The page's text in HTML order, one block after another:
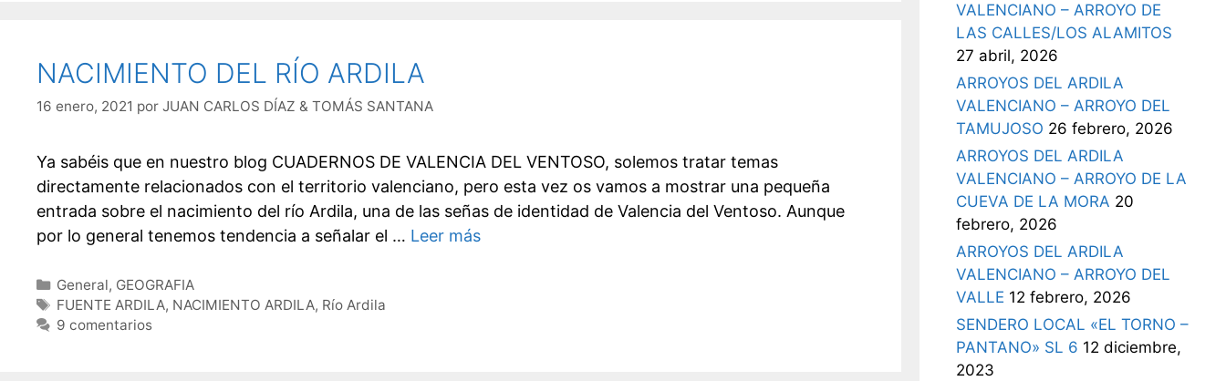
NACIMIENTO DEL RÍO ARDILA
16 enero, 2021 por JUAN CARLOS DÍAZ & TOMÁS SANTANA
Ya sabéis que en nuestro blog CUADERNOS DE VALENCIA DEL VENTOSO, solemos tratar temas
directamente relacionados con el territorio valenciano, pero esta vez os vamos a mostrar una pequeña
entrada sobre el nacimiento del río Ardila, una de las señas de identidad de Valencia del Ventoso. Aunque
por lo general tenemos tendencia a señalar el … Leer más
Categorías
General, GEOGRAFIA
Etiquetas
FUENTE ARDILA, NACIMIENTO ARDILA, Río Ardila
9 comentarios
VALENCIANO – ARROYO DE
LAS CALLES/LOS ALAMITOS
27 abril, 2026
ARROYOS DEL ARDILA
VALENCIANO – ARROYO DEL
TAMUJOSO 26 febrero, 2026
ARROYOS DEL ARDILA
VALENCIANO – ARROYO DE LA
CUEVA DE LA MORA 20
febrero, 2026
ARROYOS DEL ARDILA
VALENCIANO – ARROYO DEL
VALLE 12 febrero, 2026
SENDERO LOCAL «EL TORNO –
PANTANO» SL 6 12 diciembre,
2023